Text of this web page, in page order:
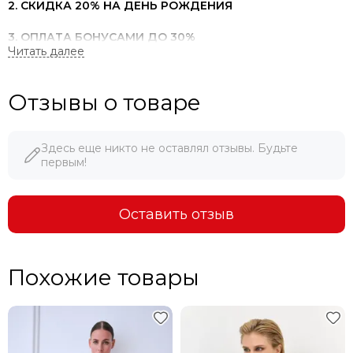
2. СКИДКА 20% НА ДЕНЬ РОЖДЕНИЯ
3. ОПЛАТА БОНУСАМИ ДО 30%
Отзывы о товаре
Здесь еще никто не оставлял отзывы. Будьте
первым!
Оставить отзыв
Похожие товары